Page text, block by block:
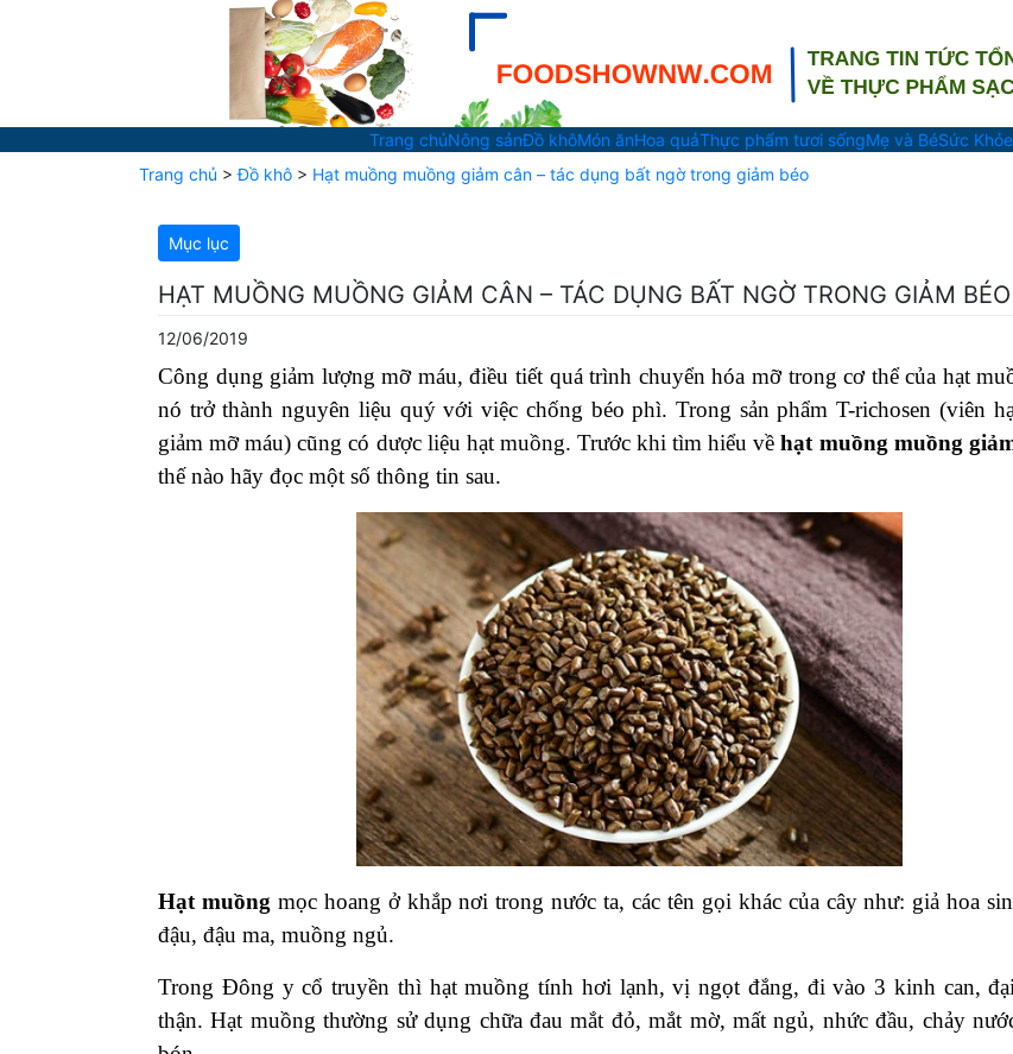
Trang chủNông sảnĐồ khôMón ănHoa quảThực phẩm tươi sốngMẹ và BéSức
Trang chủ >Đồ khô > Hạt muồng muồng giảm cân – tác dụng bất ngờ trong giảm béo
Mục lục
HẠT MUỒNG MUỒNG GIẢM CÂN – TÁC DỤNG BẤT NGỜ TRONG GIẢM BÉO
12/06/2019
Công dụng giảm lượng mỡ máu, điều tiết quá trình chuyển hóa mỡ trong cơ thể của hạt
nó trở thành nguyên liệu quý với việc chống béo phì. Trong sản phẩm T-richosen (viên
giảm mỡ máu) cũng có dược liệu hạt muồng. Trước khi tìm hiểu vềhạt muồng muồng
thế nào hãy đọc một số thông tin sau.
Hạt muồng mọc hoang ở khắp nơi trong nước ta, các tên gọi khác của cây như: giả hoa
đậu, đậu ma, muồng ngủ.
Trong Đông y cổ truyền thì hạt muồng tính hơi lạnh, vị ngọt đắng, đi vào 3 kinh can,
thận. Hạt muồng thường sử dụng chữa đau mắt đỏ, mắt mờ, mất ngủ, nhức đầu, chảy